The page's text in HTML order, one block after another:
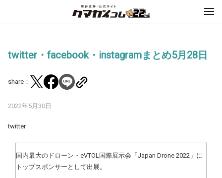
twitter・facebook・instagramまとめ5月28日
share：
2022年5月30日
twitter
国内最大のドローン・eVTOL国際展示会「Japan Drone 2022」に
トップスポンサーとして出展。